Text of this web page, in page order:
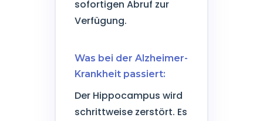
sofortigen Abruf zur
Verfügung.
Was bei der Alzheimer-
Krankheit passiert:
Der Hippocampus wird
schrittweise zerstört. Es